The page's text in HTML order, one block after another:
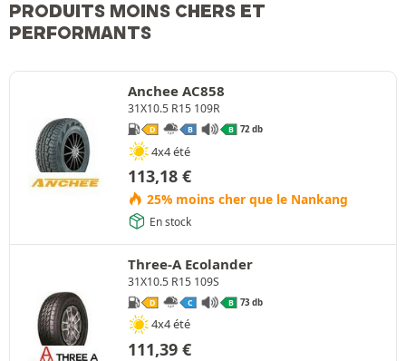
PRODUITS MOINS CHERS ET
PERFORMANTS
Anchee AC858
31X10.5 R15 109R
D B B 72 db
4x4 été
113,18 €
25% moins cher que le Nankang
En stock
Three-A Ecolander
31X10.5 R15 109S
D C B 73 db
4x4 été
111,39 €